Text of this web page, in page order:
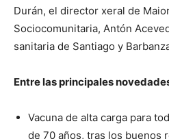
Durán, el director xeral de
Sociocomunitaria, Antón
sanitaria de Santiago y
Entre las principales
Vacuna de alta carga para
de 70 años, tras los buenos